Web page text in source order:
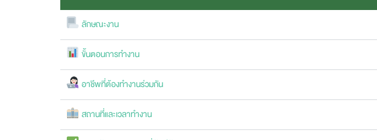
ลักษณะงาน
ขั้นตอนการทำงาน
อาชีพที่ต้องทำงานร่วมกัน
สถานที่และเวลาทำงาน